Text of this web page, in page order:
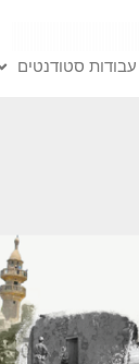
עבודות סטודנטים